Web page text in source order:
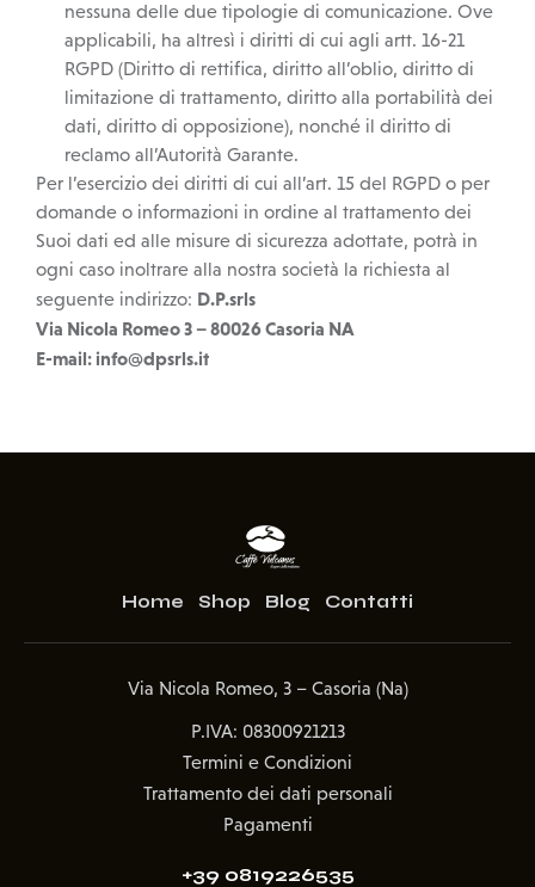
nessuna delle due tipologie di comunicazione. Ove
applicabili, ha altresì i diritti di cui agli artt. 16-21
RGPD (Diritto di rettifica, diritto all’oblio, diritto di
limitazione di trattamento, diritto alla portabilità dei
dati, diritto di opposizione), nonché il diritto di
reclamo all’Autorità Garante.
Per l’esercizio dei diritti di cui all’art. 15 del RGPD o per
domande o informazioni in ordine al trattamento dei
Suoi dati ed alle misure di sicurezza adottate, potrà in
ogni caso inoltrare alla nostra società la richiesta al
seguente indirizzo: D.P.srls
Via Nicola Romeo 3 – 80026 Casoria NA
E-mail: info@dpsrls.it
Home Shop Blog Contatti
Via Nicola Romeo, 3 – Casoria (Na)
P.IVA: 08300921213
Termini e Condizioni
Trattamento dei dati personali
Pagamenti
+39 0819226535